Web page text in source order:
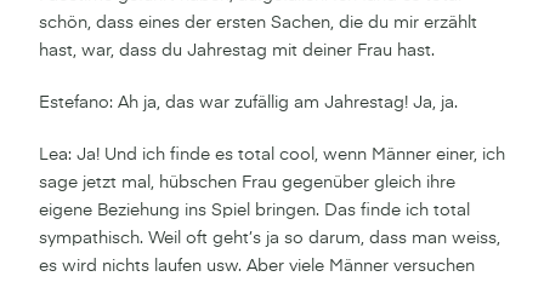
schön, dass eines der ersten Sachen, die du mir erzählt
hast, war, dass du Jahrestag mit deiner Frau hast.
Estefano: Ah ja, das war zufällig am Jahrestag! Ja, ja.
Lea: Ja! Und ich finde es total cool, wenn Männer einer, ich
sage jetzt mal, hübschen Frau gegenüber gleich ihre
eigene Beziehung ins Spiel bringen. Das finde ich total
sympathisch. Weil oft geht’s ja so darum, dass man weiss,
es wird nichts laufen usw. Aber viele Männer versuchen